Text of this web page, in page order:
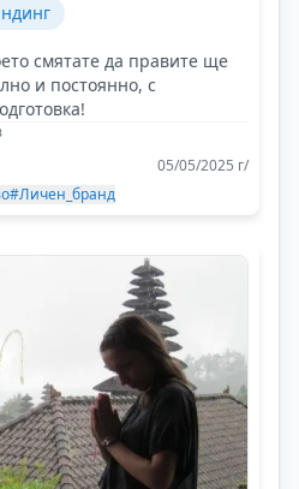
смятате да правите ще
и постоянно, с
05/05/2025 г/
#Личен_бранд